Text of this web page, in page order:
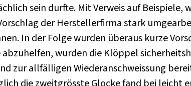
sein durfte. Mit Verweis auf
der Herstellerfirma stark
In der Folge wurden überaus kurze
wurden die Klöppel
zur allfälligen Wiederanschweissung